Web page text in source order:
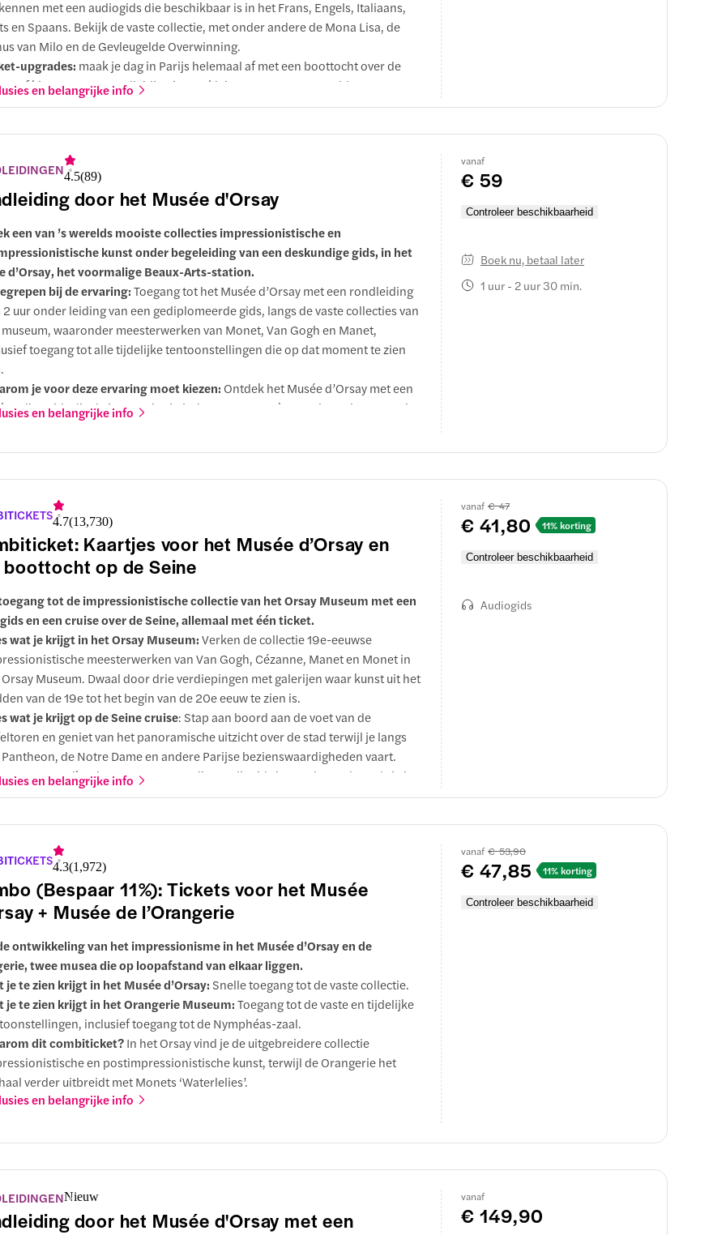
met een audiogids die beschikbaar is in het Frans, Engels, Italiaans,
en Spaans. Bekijk de vaste collectie, met onder andere de Mona Lisa, de
van Milo en de Gevleugelde Overwinning.
upgrades: maak je dag in Parijs helemaal af met een boottocht over de
of kies voor een rondleiding in een kleine groep met versnelde toegang
2 uur) om de hoogtepunten van het Louvre te ontdekken met een
in lange rijen te wachten, die wel 2 tot 3 uur kunnen duren als je je ticket ter
zou kopen.
en belangrijke info
4.5(89)
door het Musée d'Orsay
vanaf
€ 59
Controleer beschikbaarheid
Boek nu, betaal later
1 uur - 2 uur 30 min.
een van ’s werelds mooiste collecties impressionistische en
kunst onder begeleiding van een deskundige gids, in het
d’Orsay, het voormalige Beaux-Arts-station.
bij de ervaring:Toegang tot het Musée d’Orsay met een rondleiding
2 uur onder leiding van een gediplomeerde gids, langs de vaste collecties van
waaronder meesterwerken van Monet, Van Gogh en Manet,
toegang tot alle tijdelijke tentoonstellingen die op dat moment te zien
je voor deze ervaring moet kiezen: Ontdek het Musée d’Orsay met een
gids die de impressionistische meesterwerken tot leven brengt en je
6 gasten voor een meer intieme ervaring, of voor een volledig privé
die helemaal is afgestemd op de interesses en het tempo van jouw
beschikbaar in maximaal 8 talen.
en belangrijke info
4.7(13,730)
Kaartjes voor het Musée d’Orsay en
boottocht op de Seine
vanaf € 47
€ 41,80 11% korting
Controleer beschikbaarheid
Audiogids
tot de impressionistische collectie van het Orsay Museum met een
en een cruise over de Seine, allemaal met één ticket.
wat je krijgt in het Orsay Museum:Verken de collectie 19e-eeuwse
meesterwerken van Van Gogh, Cézanne, Manet en Monet in
Museum. Dwaal door drie verdiepingen met galerijen waar kunst uit het
van de 19e tot het begin van de 20e eeuw te zien is.
wat je krijgt op de Seine cruise: Stap aan boord aan de voet van de
en geniet van het panoramische uitzicht over de stad terwijl je langs
de Notre Dame en andere Parijse bezienswaardigheden vaart.
meer over elke site met een meertalige audiogids in 14 talen, geleverd via je
en stap dan aan boord van je riviercruise vanaf een nabijgelegen
bij de Eiffeltoren. Bekijk de stad vanuit twee perspectieven:
uitzicht vanaf het dakterras van Orsay en vaar langs de
vanaf het water.
en belangrijke info
4.3(1,972)
(Bespaar 11%): Tickets voor het Musée
+ Musée de l’Orangerie
vanaf € 53,90
€ 47,85 11% korting
Controleer beschikbaarheid
ontwikkeling van het impressionisme in het Musée d’Orsay en de
twee musea die op loopafstand van elkaar liggen.
je te zien krijgt in het Musée d’Orsay: Snelle toegang tot de vaste collectie.
je te zien krijgt in het Orangerie Museum:Toegang tot de vaste en tijdelijke
inclusief toegang tot de Nymphéas-zaal.
dit combiticket?In het Orsay vind je de uitgebreidere collectie
en postimpressionistische kunst, terwijl de Orangerie het
verder uitbreidt met Monets ‘Waterlelies’.
en belangrijke info
Nieuw
door het Musée d'Orsay met een
vanaf
€ 149,90